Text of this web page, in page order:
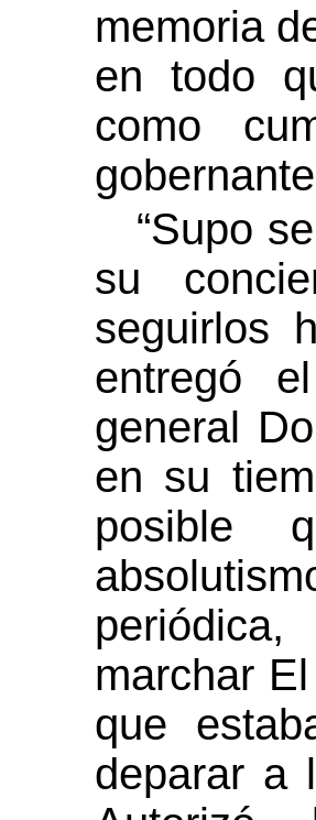
memoria
en todo
como
“Supo
su
seguirlos
entregó
general
en su
posible
marchar
que
deparar a